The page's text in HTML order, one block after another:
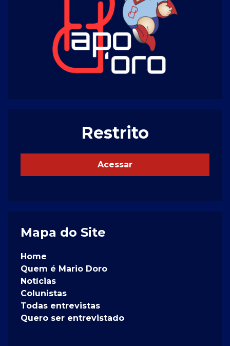
Restrito
Acessar
Mapa do Site
Home
Quem é Mario Doro
Notícias
Colunistas
Todas entrevistas
Quero ser entrevistado